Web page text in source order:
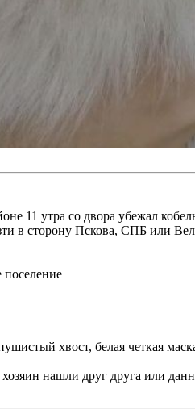
11 утра со двора убежал
в сторону Пскова, СПБ или
поселение
хвост, белая четкая